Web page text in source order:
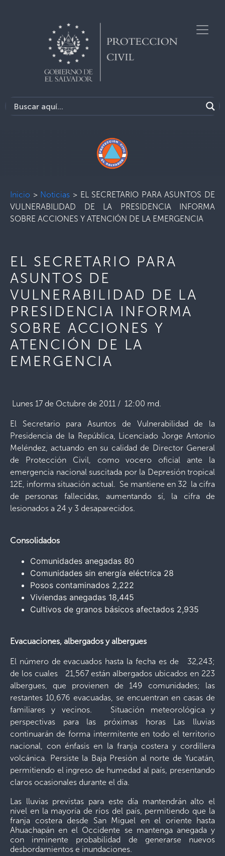
Inicio > Noticias > EL SECRETARIO PARA ASUNTOS DE
VULNERABILIDAD DE LA PRESIDENCIA INFORMA
SOBRE ACCIONES Y ATENCIÓN DE LA EMERGENCIA
EL SECRETARIO PARA
ASUNTOS DE
VULNERABILIDAD DE LA
PRESIDENCIA INFORMA
SOBRE ACCIONES Y
ATENCIÓN DE LA
EMERGENCIA
Lunes 17 de Octubre de 2011 / 12:00 md.
El Secretario para Asuntos de Vulnerabilidad de la
Presidencia de la República, Licenciado Jorge Antonio
Meléndez, actuando en su calidad de Director General
de Protección Civil, como vocero oficial ante la
emergencia nacional suscitada por la Depresión tropical
12E, informa situación actual. Se mantiene en 32 la cifra
de personas fallecidas, aumentando sí, la cifra de
lesionados a 24 y 3 desaparecidos.
Consolidados
Comunidades anegadas 80
Comunidades sin energía eléctrica 28
Posos contaminados 2,222
Viviendas anegadas 18,445
Cultivos de granos básicos afectados 2,935
Evacuaciones, albergados y albergues
El número de evacuados hasta la fecha es de 32,243;
de los cuales 21,567 están albergados ubicados en 223
albergues, que provienen de 149 comunidades; las
restantes 10,676 evacuadas, se encuentran en casas de
familiares y vecinos. Situación meteorológica y
perspectivas para las próximas horas Las lluvias
continuarán de forma intermitente en todo el territorio
nacional, con énfasis en la franja costera y cordillera
volcánica. Persiste la Baja Presión al norte de Yucatán,
permitiendo el ingreso de humedad al país, presentando
claros ocasionales durante el día.
Las lluvias previstas para este día mantendrán alto el
nivel en la mayoría de ríos del país, permitiendo que la
franja costera desde San Miguel en el oriente hasta
Ahuachapán en el Occidente se mantenga anegada y
con inminente probabilidad de generarse nuevos
desbordamientos e inundaciones.